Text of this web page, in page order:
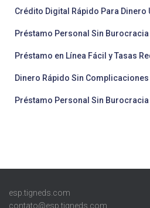
Crédito Digital Rápido Para Dinero
Préstamo Personal Sin
Préstamo en Línea Fácil y Tasas
Dinero Rápido Sin Complicaciones
Préstamo Personal Sin
esp.tigneds.com
contato@esp.tigneds.com